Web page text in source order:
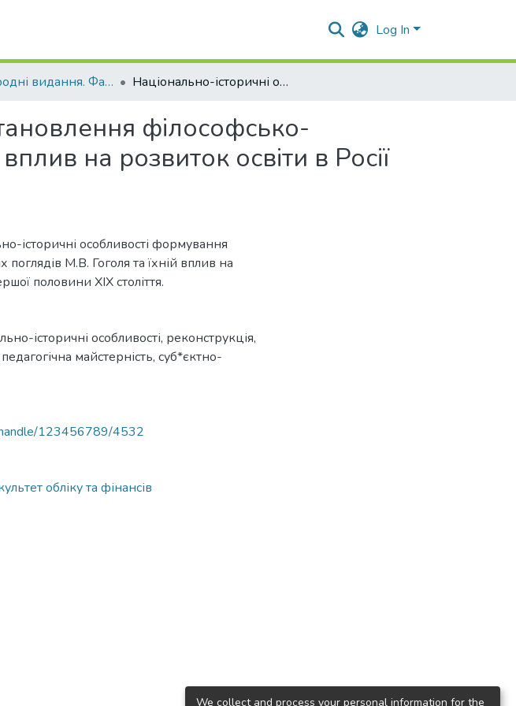
Log In
Міжнародні видання. Факультет обліку та фінансів Національно-історичні особливості становлення філософсько-освітянських ідей М.В. Гоголя та їхній вплив на розвиток освіти в Росії першої половини ХІХ століття
філософсько-
на розвиток освіти в Росії
історичні особливості формування
поглядів М.В. Гоголя та їхній вплив на
половини ХІХ століття.
історичні особливості, реконструкція,
майстерність, суб*єктно-
123456789/4532
обліку та фінансів
We collect and process your personal information for the